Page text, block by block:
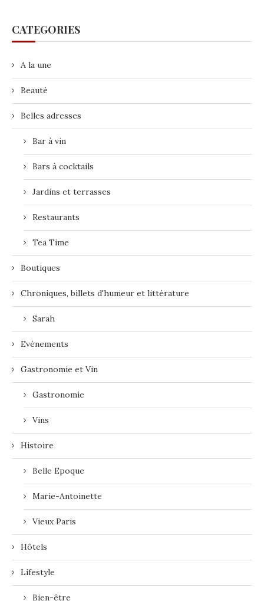
CATEGORIES
A la une
Beauté
Belles adresses
Bar à vin
Bars à cocktails
Jardins et terrasses
Restaurants
Tea Time
Boutiques
Chroniques, billets d'humeur et littérature
Sarah
Evènements
Gastronomie et Vin
Gastronomie
Vins
Histoire
Belle Epoque
Marie-Antoinette
Vieux Paris
Hôtels
Lifestyle
Bien-être